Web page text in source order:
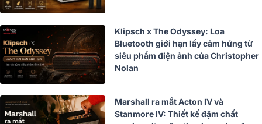
Klipsch x The Odyssey: Loa
Bluetooth giới hạn lấy cảm hứng từ
siêu phẩm điện ảnh của Christopher
Nolan
Marshall ra mắt Acton IV và
Stanmore IV: Thiết kế đậm chất